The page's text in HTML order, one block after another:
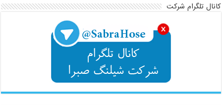
کانال تلگرام شرکت